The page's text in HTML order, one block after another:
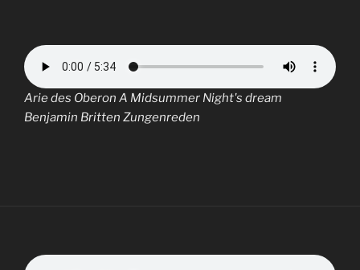
Arie des Oberon A Midsummer Night's dream
Benjamin Britten Zungenreden